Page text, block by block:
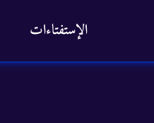
الإستفتاءات